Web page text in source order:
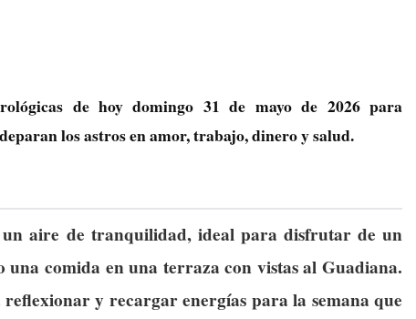
de hoy domingo 31 de mayo de 2026 para
los astros en amor, trabajo, dinero y salud.
aire de tranquilidad, ideal para disfrutar de un
comida en una terraza con vistas al Guadiana.
y recargar energías para la semana que